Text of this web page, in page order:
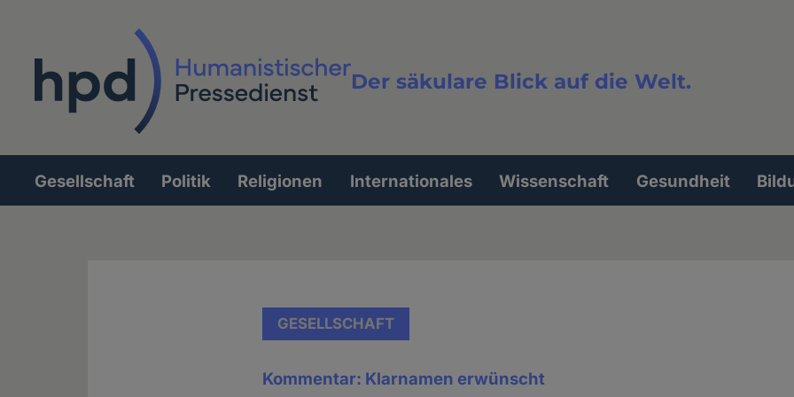
Der säkulare Blick auf die Welt.
Volltextsuche
Hauptnavigation
Gesellschaft Politik Religionen Internationales Wissenschaft Gesundheit
GESELLSCHAFT
Kommentar: Klarnamen erwünscht